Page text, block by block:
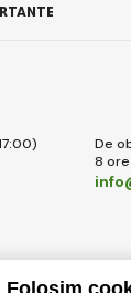
De
8 ore